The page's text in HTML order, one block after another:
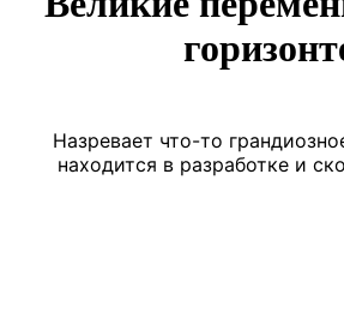
Назревает что-то
находится в разработке и